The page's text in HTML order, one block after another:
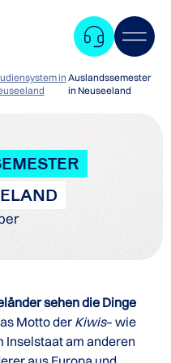
in Auslandssemester
in Neuseeland
sehen die Dinge
Motto der Kiwis– wie
Inselstaat am anderen